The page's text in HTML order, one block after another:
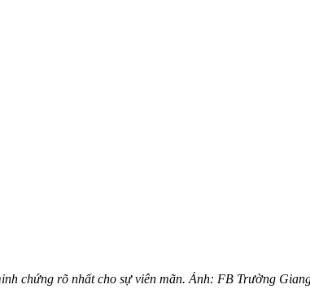
chứng rõ nhất cho sự viên mãn. Ảnh: FB Trường